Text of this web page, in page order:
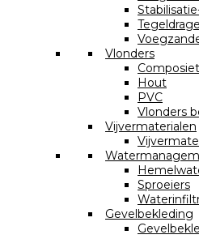
Vlonders
Composiet
Hout
PVC
Vlonders
Vijvermaterialen
Sproeiers
Gevelbekleding